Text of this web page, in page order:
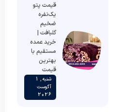
قیمت پتو
یک‌نفره
ضخیم
گلبافت |
خرید عمده
مستقیم با
بهترین
قیمت
شنبه , 1
آگوست
2026